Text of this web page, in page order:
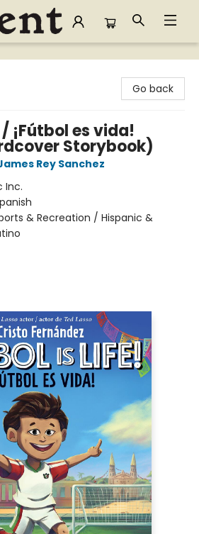
Go back
¡Fútbol es vida!
Storybook)
Rey Sanchez
Inc.
& Recreation / Hispanic &